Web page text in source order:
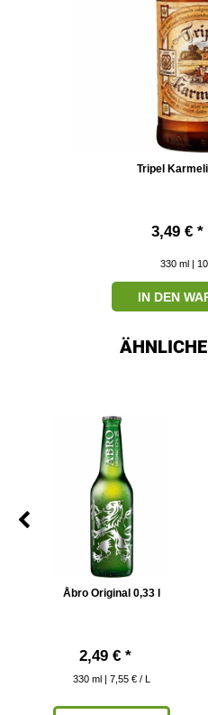
Tripel
3,49 € *
330 ml |
IN DEN
Åbro Original 0,33 l
2,49 € *
330 ml | 7,55 € / L